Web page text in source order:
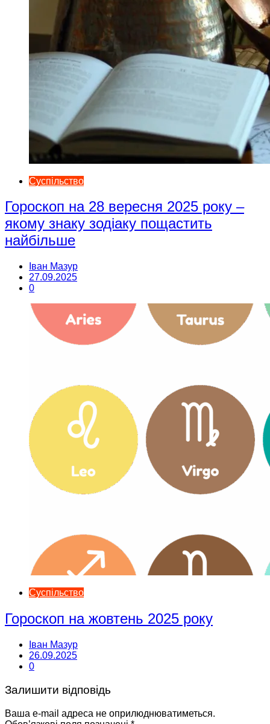
Суспільство
Гороскоп на 28 вересня 2025 року –
якому знаку зодіаку пощастить
найбільше
Іван Мазур
27.09.2025
0
Суспільство
Гороскоп на жовтень 2025 року
Іван Мазур
26.09.2025
0
Залишити відповідь
Ваша e-mail адреса не оприлюднюватиметься.